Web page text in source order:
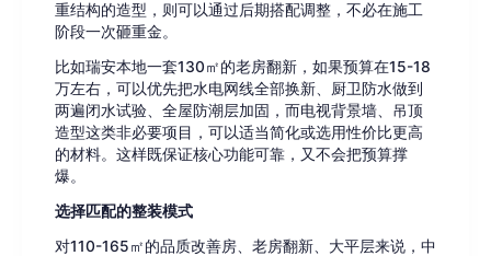
重结构的造型，则可以通过后期搭配调整，不必在施工
阶段一次砸重金。
比如瑞安本地一套130㎡的老房翻新，如果预算在15-18
万左右，可以优先把水电网线全部换新、厨卫防水做到
两遍闭水试验、全屋防潮层加固，而电视背景墙、吊顶
造型这类非必要项目，可以适当简化或选用性价比更高
的材料。这样既保证核心功能可靠，又不会把预算撑
爆。
选择匹配的整装模式
对110-165㎡的品质改善房、老房翻新、大平层来说，中